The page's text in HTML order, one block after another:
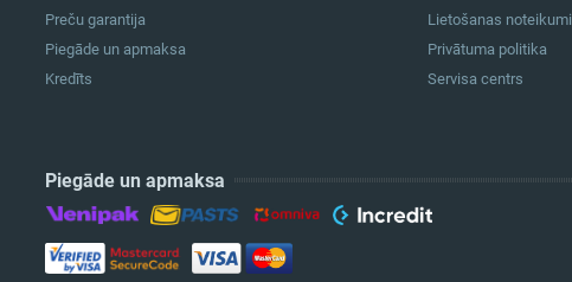
Preču garantija
Piegāde un apmaksa
Kredīts
Lietošanas noteikumi
Privātuma politika
Servisa centrs
Piegāde un apmaksa